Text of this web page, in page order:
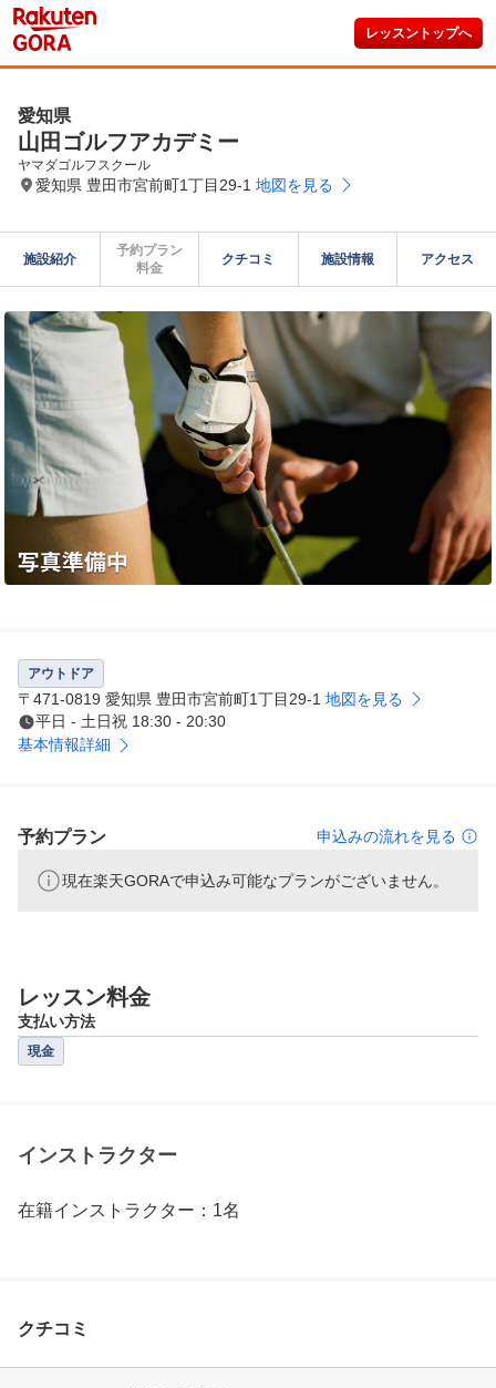
レッスントップへ
愛知県
山田ゴルフアカデミー
ヤマダゴルフスクール
愛知県 豊田市宮前町1丁目29-1 地図を見る
施設紹介
予約プラン
料金
クチコミ 施設情報 アクセス
アウトドア
〒471-0819 愛知県 豊田市宮前町1丁目29-1 地図を見る
平日 - 土日祝 18:30 - 20:30
基本情報詳細
予約プラン 申込みの流れを見る
現在楽天GORAで申込み可能なプランがございません。
レッスン料金
支払い方法
現金
インストラクター
在籍インストラクター：1名
クチコミ